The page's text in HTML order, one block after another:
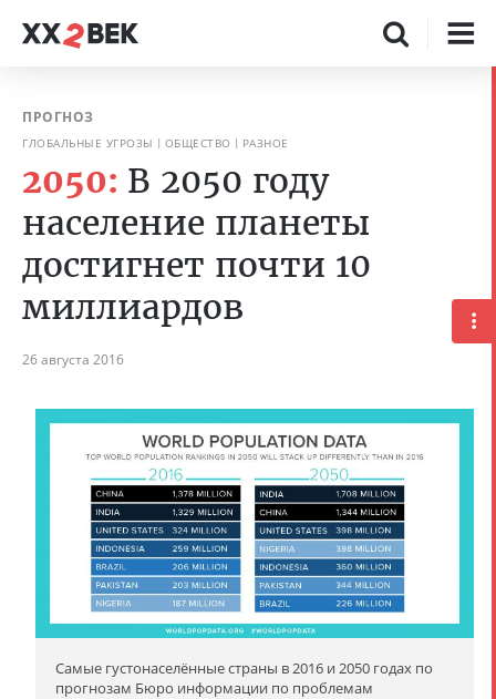
ПРОГНОЗ
ГЛОБАЛЬНЫЕ УГРОЗЫ ОБЩЕСТВО РАЗНОЕ
2050: В 2050 году
население планеты
достигнет почти 10
миллиардов
26 августа 2016
Самые густонаселённые страны в 2016 и 2050 годах по
прогнозам Бюро информации по проблемам